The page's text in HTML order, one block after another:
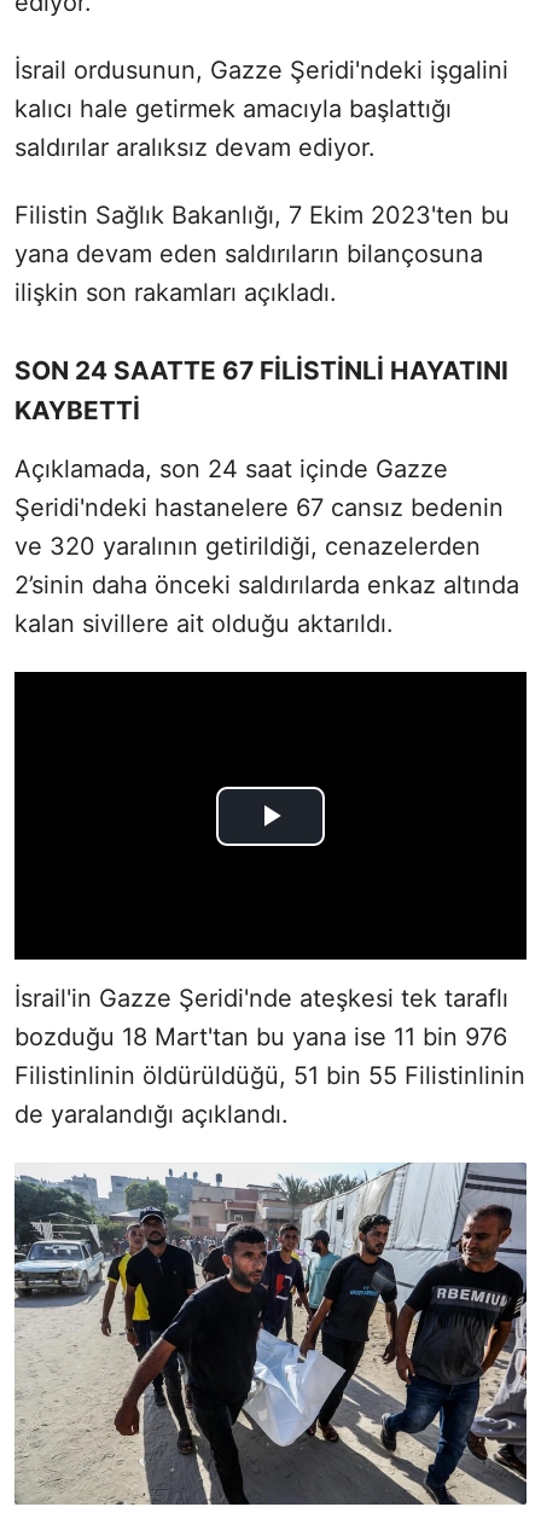
İsrail ordusunun, Gazze Şeridi'ndeki işgalini
kalıcı hale getirmek amacıyla başlattığı
saldırılar aralıksız devam ediyor.
Filistin Sağlık Bakanlığı, 7 Ekim 2023'ten bu
yana devam eden saldırıların bilançosuna
ilişkin son rakamları açıkladı.
SON 24 SAATTE 67 FİLİSTİNLİ HAYATINI
KAYBETTİ
Açıklamada, son 24 saat içinde Gazze
Şeridi'ndeki hastanelere 67 cansız bedenin
ve 320 yaralının getirildiği, cenazelerden
2’sinin daha önceki saldırılarda enkaz altında
kalan sivillere ait olduğu aktarıldı.
İsrail'in Gazze Şeridi'nde ateşkesi tek taraflı
bozduğu 18 Mart'tan bu yana ise 11 bin 976
Filistinlinin öldürüldüğü, 51 bin 55 Filistinlinin
de yaralandığı açıklandı.